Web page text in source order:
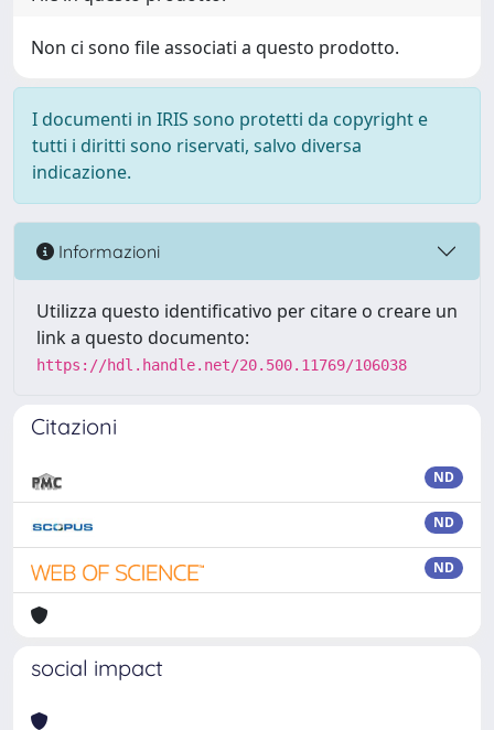
Non ci sono file associati a questo prodotto.
I documenti in IRIS sono protetti da copyright e
tutti i diritti sono riservati, salvo diversa
indicazione.
Informazioni
Utilizza questo identificativo per citare o creare un
link a questo documento:
https://hdl.handle.net/20.500.11769/106038
Citazioni
ND
ND
ND
social impact